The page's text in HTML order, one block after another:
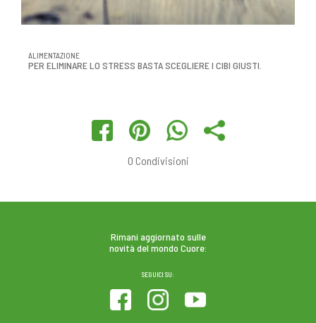
ALIMENTAZIONE
PER ELIMINARE LO STRESS BASTA SCEGLIERE I CIBI GIUSTI.
0 Condivisioni
Rimani aggiornato sulle
novità del mondo Cuore:
SEGUICI SU: